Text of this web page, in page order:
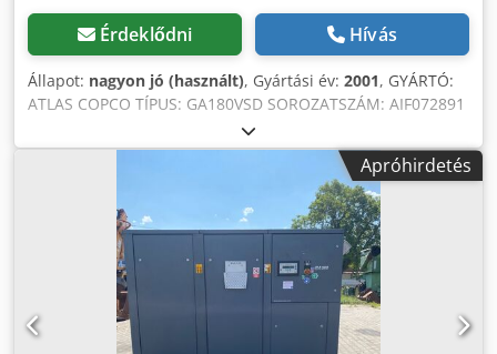
Érdeklődni Hívás
Állapot: nagyon jó (használt), Gyártási év: 2001, GYÁRTÓ:
ATLAS COPCO TÍPUS: GA180VSD SOROZATSZÁM: AIF072891
GYÁRTÁSI ÉV: 2001 TELJESÍTMÉNY (kW): 181 SZÁLLÍTÁSI
TELJESÍTMÉNY (m³/perc): NYOMÁS (bar): 12,50 ÜZEMÓRA
(VALÓDI/ÖSSZES): 85719 FREKVENCIA-VÁLTÓ: igen
BEÉPÍTETT SZÁRÍTÓ: nem HŐCSERÉLŐ: nem HŰTÉSKÖR
(LEVEGŐ/VÍZ): levegő TARTÁLYRA SZERELT: nem
DOKUMENTÁCIÓ: nem CSATLAKOZÁS: 2 1/2 ÚJ/HASZNÁLT:
HASZNÁLT Chjdpfx Anszq An Njzsa
Apróhirdetés